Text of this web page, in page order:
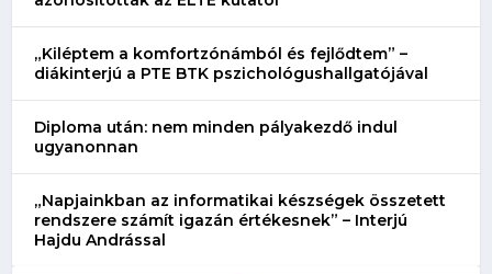
„Kiléptem a komfortzónámból és fejlődtem” –
diákinterjú a PTE BTK pszichológushallgatójával
Diploma után: nem minden pályakezdő indul
ugyanonnan
„Napjainkban az informatikai készségek összetett
rendszere számít igazán értékesnek” – Interjú
Hajdu Andrással